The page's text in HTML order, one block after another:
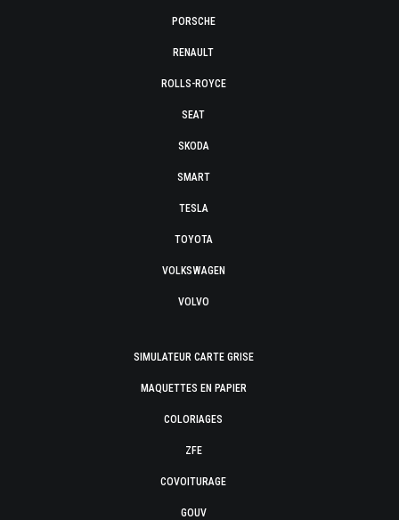
PORSCHE
RENAULT
ROLLS-ROYCE
SEAT
SKODA
SMART
TESLA
TOYOTA
VOLKSWAGEN
VOLVO
SIMULATEUR CARTE GRISE
MAQUETTES EN PAPIER
COLORIAGES
ZFE
COVOITURAGE
GOUV